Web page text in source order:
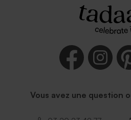
Vous avez une question